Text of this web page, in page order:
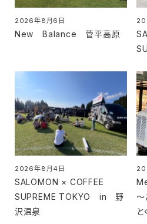
New Balance 菅平高原
投稿日
2026年8月6日
投
SALOMON × COFFEE
SUPREME TOKYO in 野
沢温泉
投稿日
2026年8月4日
～
と
投